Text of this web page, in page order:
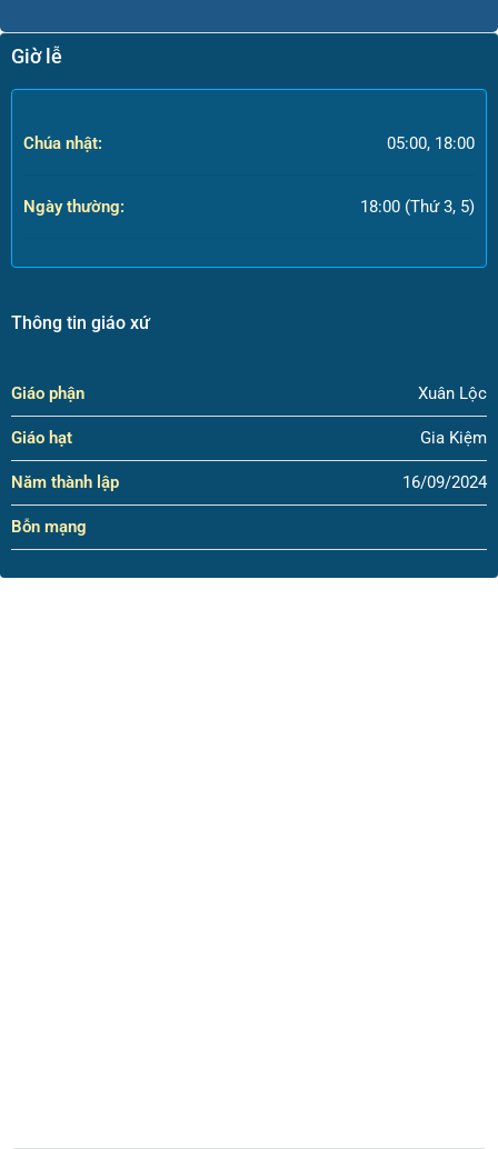
Giờ lễ
Chúa nhật: 05:00, 18:00
Ngày thường: 18:00 (Thứ 3, 5)
Thông tin giáo xứ
Giáo phận Xuân Lộc
Giáo hạt Gia Kiệm
Năm thành lập 16/09/2024
Bỗn mạng